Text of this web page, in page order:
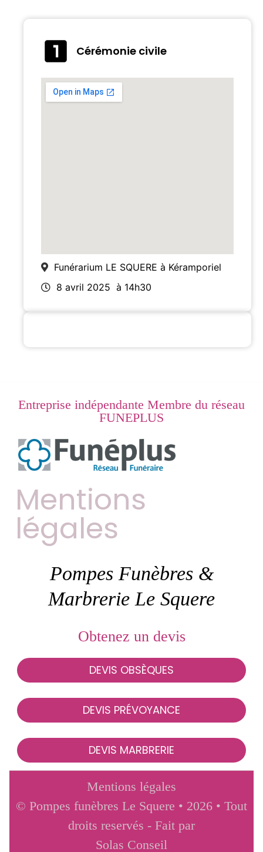
Cérémonie civile
Funérarium LE SQUERE à Kéramporiel
8 avril 2025 à 14h30
Entreprise indépendante Membre du réseau
FUNEPLUS
Mentions
légales
Pompes Funèbres &
Marbrerie Le Squere
Obtenez un devis
DEVIS OBSÈQUES
DEVIS PRÉVOYANCE
DEVIS MARBRERIE
Mentions légales
© Pompes funèbres Le Squere • 2026 • Tout
droits reservés - Fait par
Solas Conseil